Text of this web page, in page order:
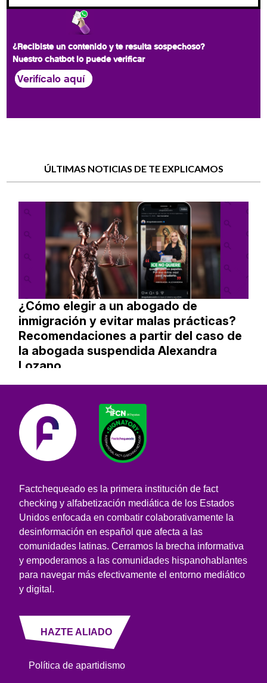
¿Recibiste un contenido y te resulta sospechoso?
Nuestro chatbot lo puede verificar
Verifícalo aquí
ÚLTIMAS NOTICIAS DE TE EXPLICAMOS
¿Cómo elegir a un abogado de
inmigración y evitar malas prácticas?
Recomendaciones a partir del caso de
la abogada suspendida Alexandra
Lozano
Factchequeado es la primera institución de fact
checking y alfabetización mediática de los Estados
Unidos enfocada en combatir colaborativamente la
desinformación en español que afecta a las
comunidades latinas. Cerramos la brecha informativa
y empoderamos a las comunidades hispanohablantes
para navegar más efectivamente el entorno mediático
y digital.
HAZTE ALIADO
Política de apartidismo